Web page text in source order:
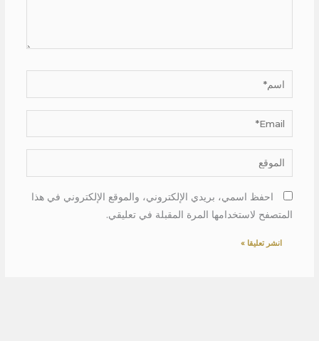
اسم*
Email*
الموقع
احفظ اسمي، بريدي الإلكتروني، والموقع الإلكتروني في هذا
المتصفح لاستخدامها المرة المقبلة في تعليقي.